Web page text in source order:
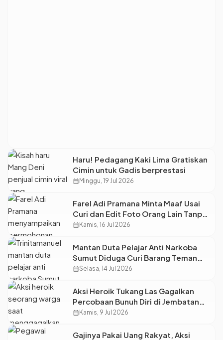
Haru! Pedagang Kaki Lima Gratiskan
Cimin untuk Gadis berprestasi
calendar_month Minggu, 19 Jul 2026
Farel Adi Pramana Minta Maaf Usai
Curi dan Edit Foto Orang Lain Tanpa
Izin
calendar_month Kamis, 16 Jul 2026
Mantan Duta Pelajar Anti Narkoba
Sumut Diduga Curi Barang Teman
Kantor
calendar_monthSelasa, 14 Jul 2026
Aksi Heroik Tukang Las Gagalkan
Percobaan Bunuh Diri di Jembatan
Surobayan Pekalongan
calendar_month Kamis, 9 Jul 2026
Gajinya Pakai Uang Rakyat, Aksi